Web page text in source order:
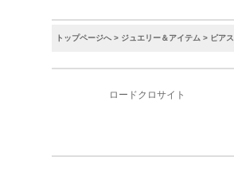
トップページへ > ジュエリー＆アイテム > ピアス
ロードクロサイト